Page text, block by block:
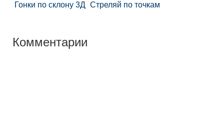
Гонки по склону 3Д Стреляй по точкам
Комментарии